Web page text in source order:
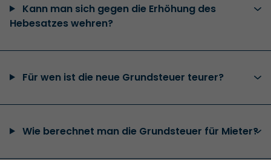
Kann man sich gegen die Erhöhung des
Hebesatzes wehren?
Für wen ist die neue Grundsteuer teurer?
Wie berechnet man die Grundsteuer für Mieter?